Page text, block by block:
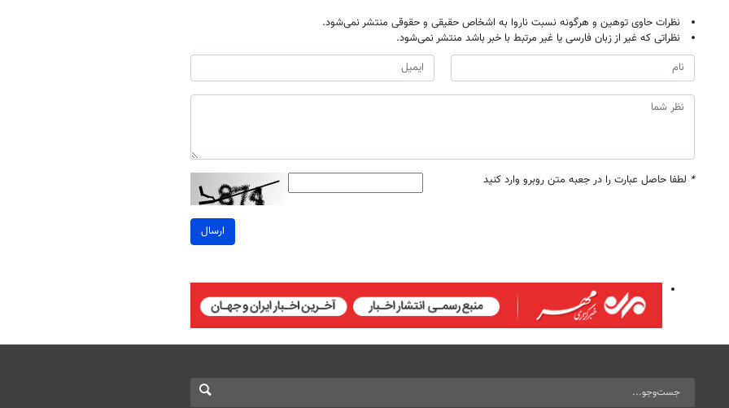
نظرات حاوی توهین و هرگونه نسبت ناروا به اشخاص حقیقی و حقوقی منتشر نمی‌شود.
نظراتی که غیر از زبان فارسی یا غیر مرتبط با خبر باشد منتشر نمی‌شود.
* لطفا حاصل عبارت را در جعبه متن روبرو وارد کنید
ارسال